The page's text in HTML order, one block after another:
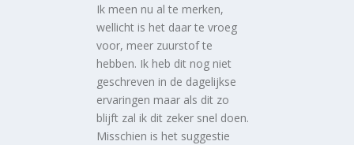
Ik meen nu al te merken,
wellicht is het daar te vroeg
voor, meer zuurstof te
hebben. Ik heb dit nog niet
geschreven in de dagelijkse
ervaringen maar als dit zo
blijft zal ik dit zeker snel doen.
Misschien is het suggestie